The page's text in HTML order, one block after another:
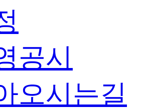
공시
오시는길